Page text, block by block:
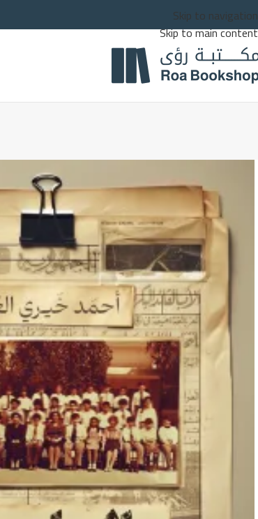
Skip to navigation
Skip to main content